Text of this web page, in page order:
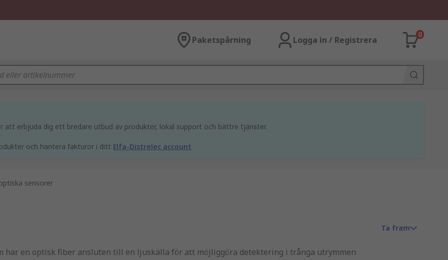
Paketspårning Logga in / Registrera
0
att erbjuda dig ett bredare utbud av produkter, lokal support och bättre tjänster.
och hantera fakturor i ditt Elfa-Distrelec account
sensorer
har en optisk fiber ansluten till en ljuskälla för att möjliggöra detektering i trånga utrymmen
Ta fram